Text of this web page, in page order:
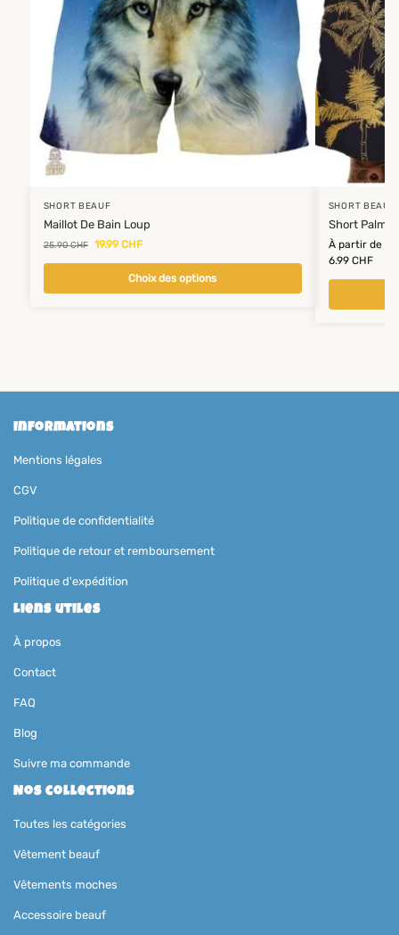
SHORT BEAUF
Maillot De Bain Loup
25.90CHF 19.99 CHF
Choix des options
SHORT BEAUF
Short
À partir de
6.99 CHF
Informations
Mentions légales
CGV
Politique de confidentialité
Politique de retour et remboursement
Politique d'expédition
Liens utiles
À propos
Contact
FAQ
Blog
Suivre ma commande
Nos collections
Toutes les catégories
Vêtement beauf
Vêtements moches
Accessoire beauf